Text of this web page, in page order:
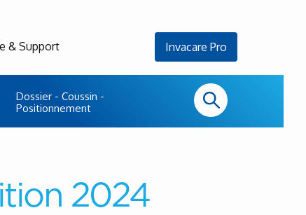
Dossier - Coussin -
Positionnement
& Support Invacare Pro
2024